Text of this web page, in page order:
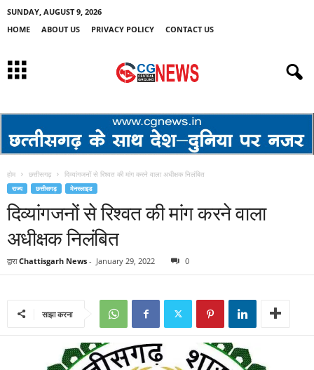
SUNDAY, AUGUST 9, 2026
HOME
ABOUT US PRIVACY POLICY CONTACT US
होम छत्तीसगढ़ दिव्यांगजनों से रिश्वत की मांग करने वाला अधीक्षक निलंबित
राज्य छत्तीसगढ़ मेनस्लाइड
दिव्यांगजनों से रिश्वत की मांग करने वाला
अधीक्षक निलंबित
द्वारा Chattisgarh News - January 29, 2022 0
साझा करना